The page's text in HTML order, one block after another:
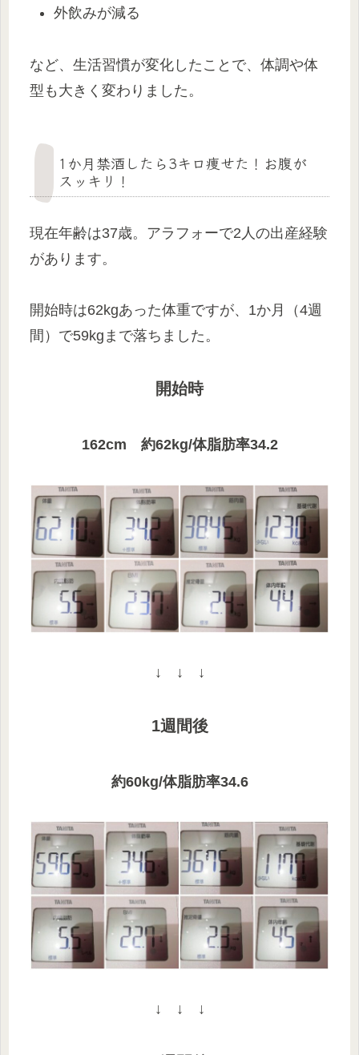
外飲みが減る
など、生活習慣が変化したことで、体調や体
型も大きく変わりました。
1か月禁酒したら3キロ痩せた！お腹が
スッキリ！
現在年齢は37歳。アラフォーで2人の出産経験
があります。
開始時は62kgあった体重ですが、1か月（4週
間）で59kgまで落ちました。
開始時
162cm 約62kg/体脂肪率34.2
↓ ↓ ↓
1週間後
約60kg/体脂肪率34.6
↓ ↓ ↓